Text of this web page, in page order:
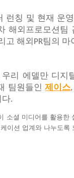
런칭 및 현재 운
해외프로모션팀
고 해외 PR팀의 마
우리 에델만 디지
팀원들인 제이스
다.
소셜 미디어를 활용한
이션 업계와 나누도록